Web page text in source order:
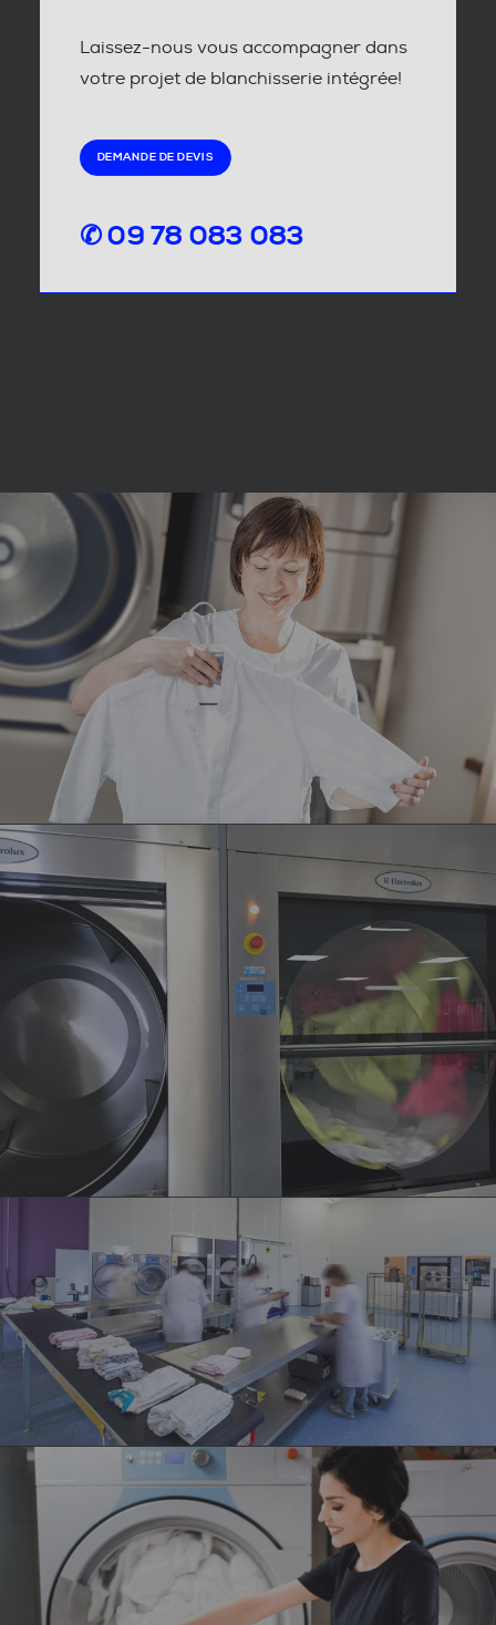
Laissez-nous vous accompagner dans
votre projet de blanchisserie intégrée!
DEMANDE DE DEVIS
✆ 09 78 083 083